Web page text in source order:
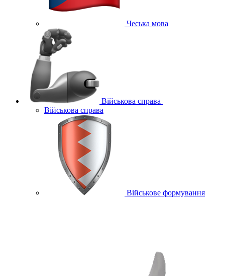
Чеська мова
Військова справа
Військова справа
Військове формування